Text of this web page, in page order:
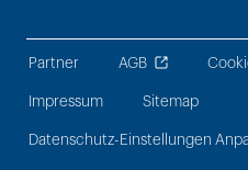
Partner AGB
Impressum Sitemap
Datenschutz-Einstellungen